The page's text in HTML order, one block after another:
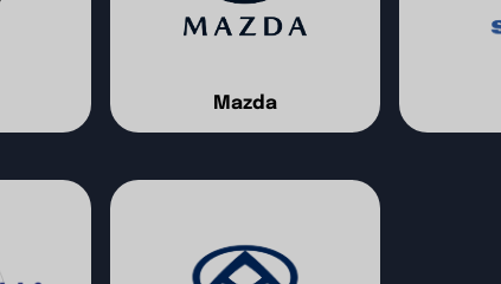
Mazda